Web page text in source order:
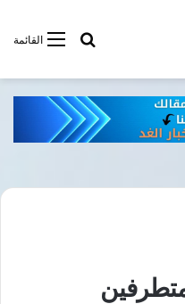
القائمةأبحت فى